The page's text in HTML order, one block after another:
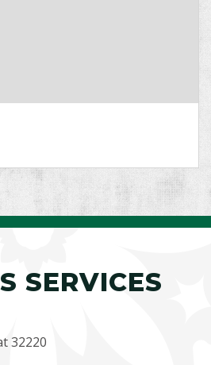
SERVICES
32220